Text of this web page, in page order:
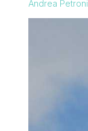
Andrea Petroni